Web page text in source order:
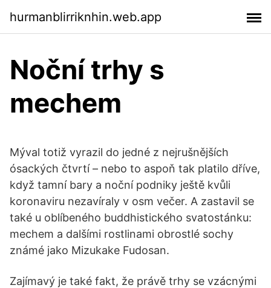
hurmanblirriknhin.web.app
Noční trhy s
mechem
Mýval totiž vyrazil do jedné z nejrušnějších
ósackých čtvrtí – nebo to aspoň tak platilo dříve,
když tamní bary a noční podniky ještě kvůli
koronaviru nezavíraly v osm večer. A zastavil se
také u oblíbeného buddhistického svatostánku:
mechem a dalšími rostlinami obrostlé sochy
známé jako Mizukake Fudosan.
Zajímavý je také fakt, že právě trhy se vzácnými